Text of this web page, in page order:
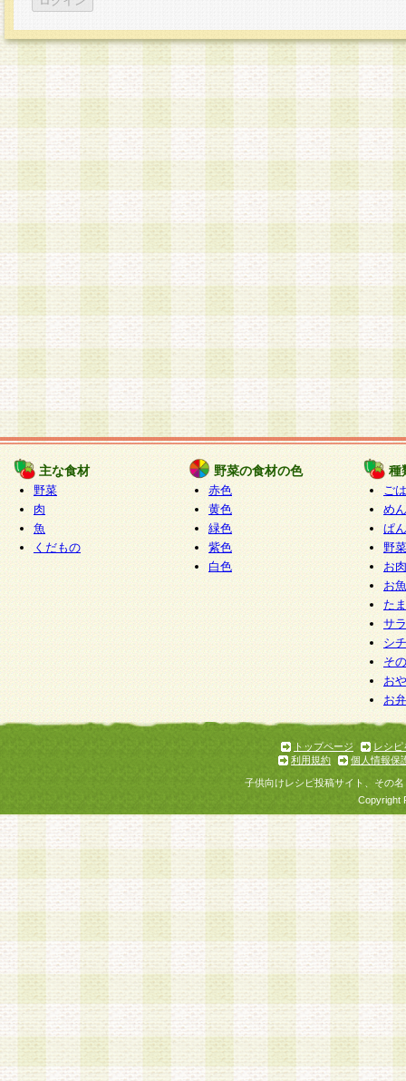
主な食材
野菜
肉
魚
くだもの
野菜の食材の色
赤色
黄色
緑色
紫色
白色
種
ご
めん
ぱん
野
お
お
た
サ
シ
そ
お
お
トップページ
レシピ
利用規約
個人情報保
子供向けレシピ投稿サイト、その
Copyright